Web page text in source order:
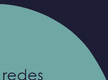
redes